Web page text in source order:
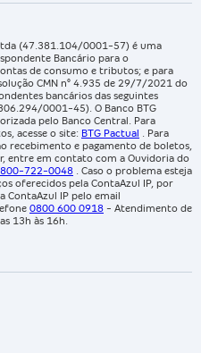
(47.381.104/0001-57) é uma
Bancário para o
de consumo e tributos; e para
CMN n° 4.935 de 29/7/2021 do
bancários das seguintes
0001-45). O Banco BTG
pelo Banco Central. Para
acesse o site: BTG Pactual . Para
recebimento e pagamento de boletos,
entre em contato com a Ouvidoria do
722-0048 . Caso o problema esteja
oferecidos pela ContaAzul IP, por
ContaAzul IP pelo email
0800 600 0918 - Atendimento de
13h às 16h.